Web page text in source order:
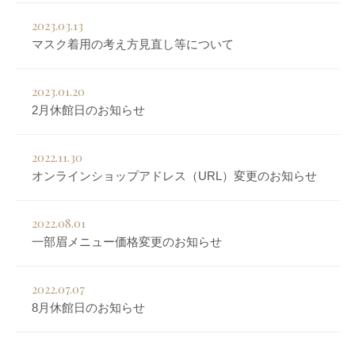
2023.03.13
マスク着用の考え方見直し等について
2023.01.20
2月休館日のお知らせ
2022.11.30
オンラインショップアドレス（URL）変更のお知らせ
2022.08.01
一部眉メニュー価格変更のお知らせ
2022.07.07
8月休館日のお知らせ